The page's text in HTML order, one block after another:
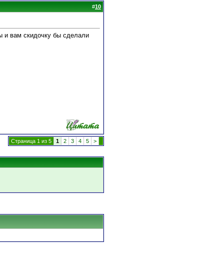
#10
и вам скидочку бы сделали
Страница 1 из 5 1 2 3 4 5 >